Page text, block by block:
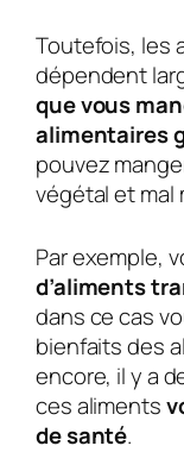
Toutefois, les
dépendent
que vous
alimentaires
pouvez
végétal et mal
Par exemple,
d’aliments
dans ce cas
bienfaits des
encore, il y a
ces aliments
de santé.